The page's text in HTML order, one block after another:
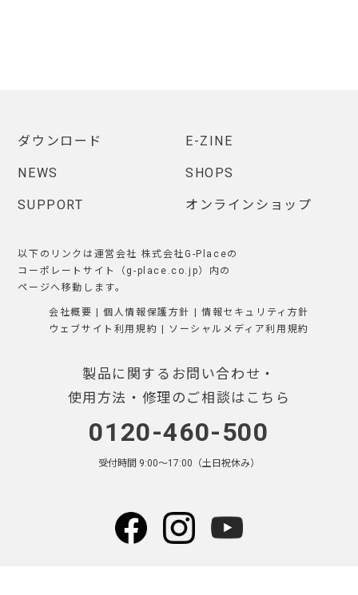
ダウンロード E-ZINE
NEWS SHOPS
SUPPORT オンラインショップ
以下のリンクは運営会社 株式会社G-Placeの
コーポレートサイト（g-place.co.jp）内の
ページへ移動します。
会社概要 |個人情報保護方針 | 情報セキュリティ方針
ウェブサイト利用規約 | ソーシャルメディア利用規約
製品に関するお問い合わせ・
使用方法・修理のご相談はこちら
0120-460-500
受付時間 9:00〜17:00（土日祝休み）